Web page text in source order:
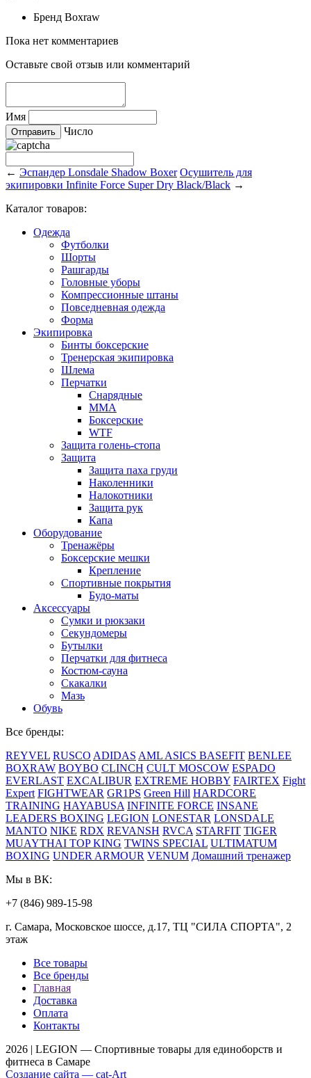
Бренд Boxraw
Пока нет комментариев
Оставьте свой отзыв или комментарий
Имя
Число
← Эспандер Lonsdale Shadow Boxer Осушитель для
экипировки Infinite Force Super Dry Black/Black →
Каталог товаров:
Одежда
Футболки
Шорты
Рашгарды
Головные уборы
Компрессионные штаны
Повседневная одежда
Форма
Экипировка
Бинты боксерские
Тренерская экипировка
Шлема
Перчатки
Снарядные
ММА
Боксерские
WTF
Защита голень-стопа
Защита
Защита паха груди
Наколенники
Налокотники
Защита рук
Капа
Оборудование
Тренажёры
Боксерские мешки
Крепление
Спортивные покрытия
Будо-маты
Аксессуары
Сумки и рюкзаки
Секундомеры
Бутылки
Перчатки для фитнеса
Костюм-сауна
Скакалки
Мазь
Обувь
Все бренды:
REYVEL RUSCO ADIDAS AML ASICS BASEFIT BENLEE
BOXRAW BOYBO CLINCH CULT MOSCOW ESPADO
EVERLAST EXCALIBUR EXTREME HOBBY FAIRTEX Fight
Expert FIGHTWEAR GR1PS Green Hill HARDCORE
TRAINING HAYABUSA INFINITE FORCE INSANE
LEADERS BOXING LEGION LONESTAR LONSDALE
MANTO NIKE RDX REVANSH RVCA STARFIT TIGER
MUAYTHAI TOP KING TWINS SPECIAL ULTIMATUM
BOXING UNDER ARMOUR VENUM Домашний тренажер
Мы в ВК:
+7 (846) 989-15-98
г. Самара, Московское шоссе, д.17, ТЦ "СИЛА СПОРТА", 2
этаж
Все товары
Все бренды
Главная
Доставка
Оплата
Контакты
2026 | LEGION — Спортивные товары для единоборств и
фитнеса в Самаре
Создание сайта — cat-Art